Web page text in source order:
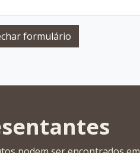
formulário